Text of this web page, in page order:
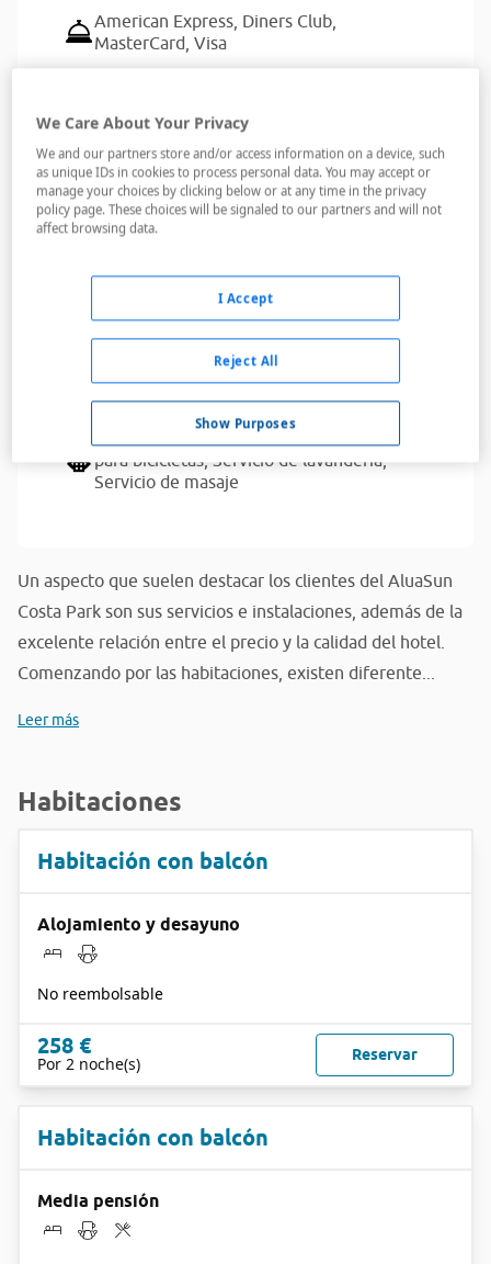
American Express, Diners Club,
MasterCard, Visa
Restaurantes,Tiendas
Adaptado para discapacitados
Cambio de divisa,Recepción 24 horas
Dispone de aparcamiento para clientes
Ascensores,Fax,Servicio de habitaciones,
Alquiler de bicicletas,
para bicicletas, Servicio de lavandería,
Servicio de masaje
Un aspecto que suelen destacar los clientes del AluaSun
Costa Park son sus servicios e instalaciones, además de la
excelente relación entre el precio y la calidad del hotel.
Comenzando por las habitaciones, existen diferente...
Leer más
Habitaciones
Habitación con balcón
Alojamiento y desayuno
No reembolsable
258 €
Por 2 noche(s) Reservar
Habitación con balcón
Media pensión
We Care About Your Privacy
We and our partners store and/or access information on a device, such
as unique IDs in cookies to process personal data. You may accept or
manage your choices by clicking below or at any time in the privacy
policy page. These choices will be signaled to our partners and will not
affect browsing data.
Show Purposes
Reject All
I Accept